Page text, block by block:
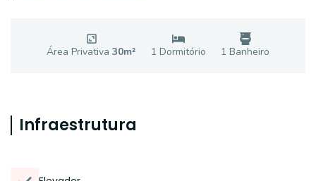
Área Privativa 30m² 1 Dormitório 1 Banheiro
Infraestrutura